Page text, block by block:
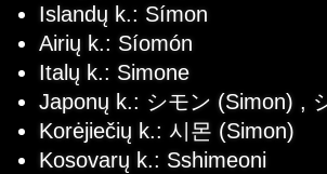
Islandų k.: Símon
Airių k.: Síomón
Italų k.: Simone
Japonų k.: シモン (Simon) ,
Korėjiečių k.: 시몬 (Simon)
Kosovarų k.: Sshimeoni